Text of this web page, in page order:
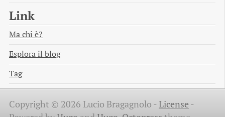
Link
Ma chi è?
Esplora il blog
Tag
Copyright © 2026 Lucio Bragagnolo -License -